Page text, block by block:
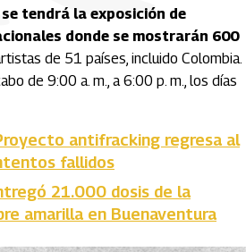
tendrá la exposición de
donde se mostrarán 600
de 51 países, incluido Colombia.
de 9:00 a. m., a 6:00 p. m., los días
antifracking regresa al
fallidos
21.000 dosis de la
amarilla en Buenaventura